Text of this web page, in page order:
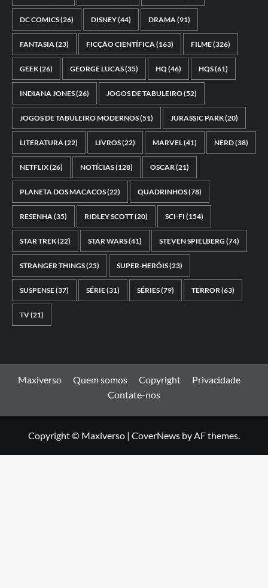
DC COMICS(26) DISNEY(44) DRAMA(91)
FANTASIA(23) FICÇÃO CIENTÍFICA(163) FILME(326)
GEEK(26) GEORGE LUCAS(35) HQ(46) HQS(61)
INDIANA JONES(26) JOGOS DE TABULEIRO(52)
JOGOS DE TABULEIRO MODERNOS(51) JURASSIC PARK(20)
LITERATURA(22) LIVROS(22) MARVEL(41) NERD(38)
NETFLIX(26) NOTÍCIAS(128) OSCAR(21)
PLANETA DOS MACACOS(22) QUADRINHOS(78)
RESENHA(35) RIDLEY SCOTT(20) SCI-FI (154)
STAR TREK(22) STAR WARS(41) STEVEN SPIELBERG (74)
STRANGER THINGS(25) SUPER-HERÓIS(23)
SUSPENSE(37) SÉRIE(31) SÉRIES(79) TERROR(63)
TV(21)
Maxiverso Quem somos Copyright
Privacidade
Contate-nos
Copyright © Maxiverso | CoverNews by AF themes.